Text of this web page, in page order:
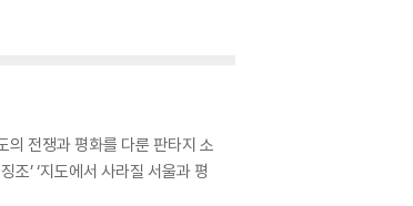
전쟁과 평화를 다룬 판타지 소
조’ ‘지도에서 사라질 서울과 평